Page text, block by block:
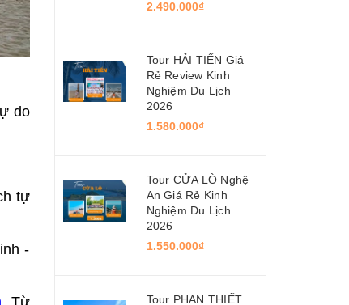
do
tự
-
. Từ
2.490.000₫
Tour HẢI TIẾN Giá
Rẻ Review Kinh
Nghiệm Du Lịch
2026
1.580.000₫
Tour CỬA LÒ Nghệ
An Giá Rẻ Kinh
Nghiệm Du Lịch
2026
1.550.000₫
Tour PHAN THIẾT